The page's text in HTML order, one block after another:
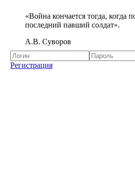
«Война кончается тогда, когда
последний павший солдат».
А.В. Суворов
Регистрация